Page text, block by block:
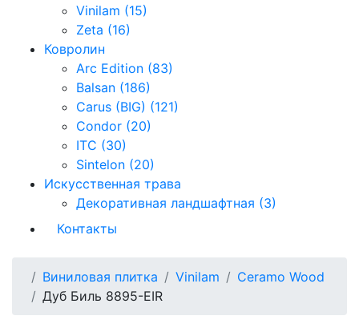
Vinilam (15)
Zeta (16)
Ковролин
Arc Edition (83)
Balsan (186)
Carus (BIG) (121)
Condor (20)
ITC (30)
Sintelon (20)
Искусственная трава
Декоративная ландшафтная (3)
Контакты
Виниловая плитка Vinilam
Ceramo Wood
Дуб Биль 8895-EIR